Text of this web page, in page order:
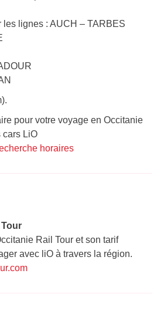
les lignes : AUCH – TARBES
pour votre voyage en Occitanie
cars LiO
horaires
Rail Tour et son tarif
avec liO à travers la région.